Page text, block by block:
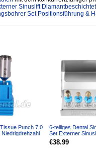
Sinuslift Diamantbeschichtet
Set Positionsführung &
Punch 7.0
6-teiliges Dental
Set Externer
Diamantbeschichtet
€38.99